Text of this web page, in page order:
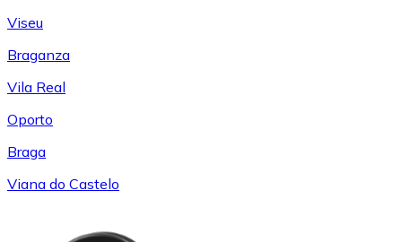
Viseu
Braganza
Vila Real
Oporto
Braga
Viana do Castelo